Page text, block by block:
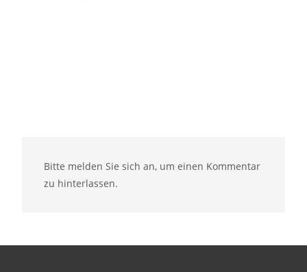
Bitte melden Sie sich an, um einen Kommentar
zu hinterlassen.